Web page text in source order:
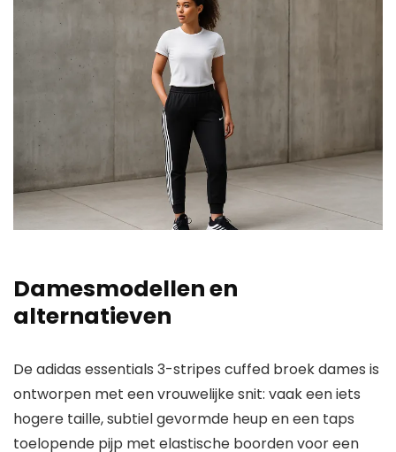
Damesmodellen en
alternatieven
De adidas essentials 3-stripes cuffed broek dames is
ontworpen met een vrouwelijke snit: vaak een iets
hogere taille, subtiel gevormde heup en een taps
toelopende pijp met elastische boorden voor een